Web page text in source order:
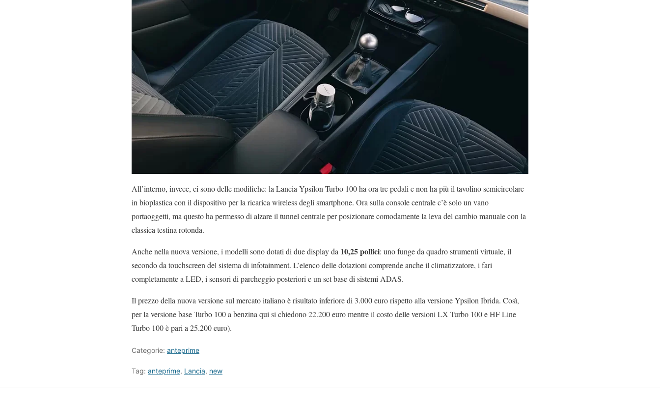
All’interno, invece, ci sono delle modifiche: la Lancia Ypsilon Turbo 100 ha ora tre pedali e non ha più il tavolino semicircolare
in bioplastica con il dispositivo per la ricarica wireless degli smartphone. Ora sulla console centrale c’è solo un vano
portaoggetti, ma questo ha permesso di alzare il tunnel centrale per posizionare comodamente la leva del cambio manuale con la
classica testina rotonda.
Anche nella nuova versione, i modelli sono dotati di due display da 10,25 pollici: uno funge da quadro strumenti virtuale, il
secondo da touchscreen del sistema di infotainment. L’elenco delle dotazioni comprende anche il climatizzatore, i fari
completamente a LED, i sensori di parcheggio posteriori e un set base di sistemi ADAS.
Il prezzo della nuova versione sul mercato italiano è risultato inferiore di 3.000 euro rispetto alla versione Ypsilon Ibrida. Così,
per la versione base Turbo 100 a benzina qui si chiedono 22.200 euro mentre il costo delle versioni LX Turbo 100 e HF Line
Turbo 100 è pari a 25.200 euro).
Categorie: anteprime
Tag: anteprime, Lancia, new